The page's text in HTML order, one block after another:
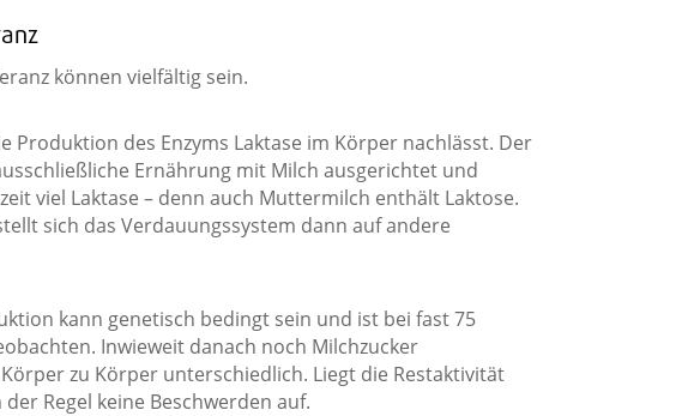
können vielfältig sein.
Produktion des Enzyms Laktase im Körper nachlässt. Der
Ernährung mit Milch ausgerichtet und
viel Laktase – denn auch Muttermilch enthält Laktose.
sich das Verdauungssystem dann auf andere
kann genetisch bedingt sein und ist bei fast 75
Inwieweit danach noch Milchzucker
zu Körper unterschiedlich. Liegt die Restaktivität
Regel keine Beschwerden auf.